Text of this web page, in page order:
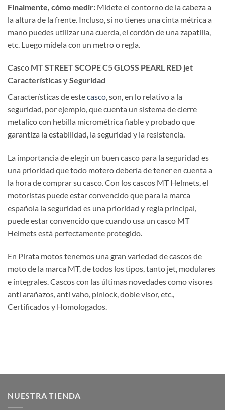
Finalmente, cómo medir: Mídete el contorno de la cabeza a
la altura de la frente. Incluso, si no tienes una cinta métrica a
mano puedes utilizar una cuerda, el cordón de una zapatilla,
etc. Luego mídela con un metro o regla.
Casco MT STREET SCOPE C5 GLOSS PEARL RED jet
Características y Seguridad
Características de estecasco, son, en lo relativo a la
seguridad, por ejemplo, que cuenta un sistema de cierre
metalico con hebilla micrométrica fiable y probado que
garantiza la estabilidad, la seguridad y la resistencia.
La importancia de elegir un buen casco para la seguridad es
una prioridad que todo motero debería de tener en cuenta a
la hora de comprar su casco. Con los cascos MT Helmets, el
motoristas puede estar convencido que para la marca
española la seguridad es una prioridad y regla principal,
puede estar convencido que cuando usa un casco MT
Helmets está perfectamente protegido.
En Pirata motos tenemos una gran variedad de cascos de
moto de la marca MT, de todos los tipos, tanto jet, modulares
e integrales. Cascos con las últimas novedades como visores
anti arañazos, anti vaho, pinlock, doble visor, etc.,
Certificados y Homologados.
NUESTRA TIENDA